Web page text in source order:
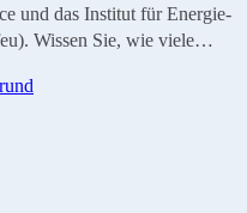
und das Institut für Energie-
Wissen Sie, wie viele…